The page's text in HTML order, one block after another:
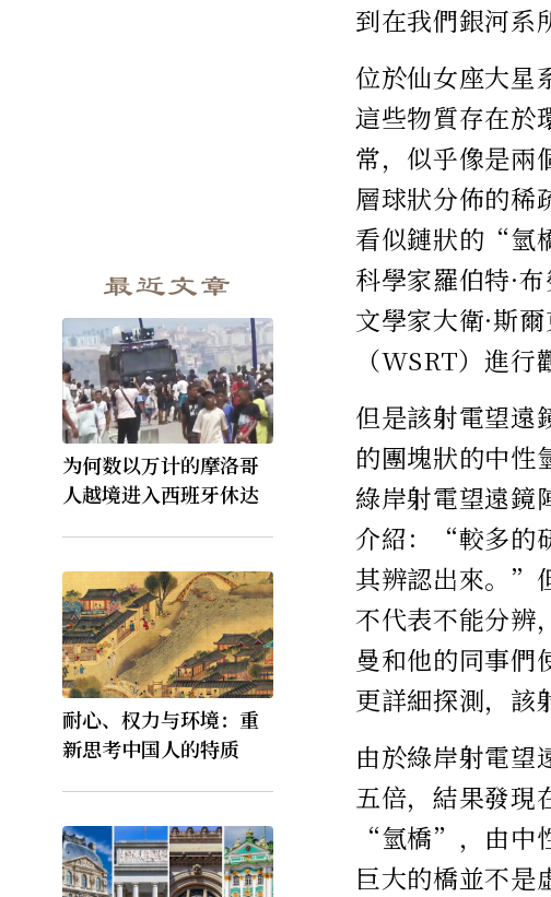
最近文章
为何数以万计的摩洛哥
人越境进入西班牙休达
耐心、权力与环境：重
新思考中国人的特质
到在我們銀河系
位於仙女座大星
這些物質存在
常，似乎像是
層球狀分佈的稀
看似鏈狀的“氫
科學家羅伯特·
文學家大衛·斯
（WSRT）進行
但是該射電望遠
的團塊狀的中性
綠岸射電望遠鏡
介紹：“較多的
其辨認出來。”
不代表不能分辨
曼和他的同事們
更詳細探測，該
由於綠岸射電
五倍，結果發現
“氫橋”，由中
巨大的橋並不是